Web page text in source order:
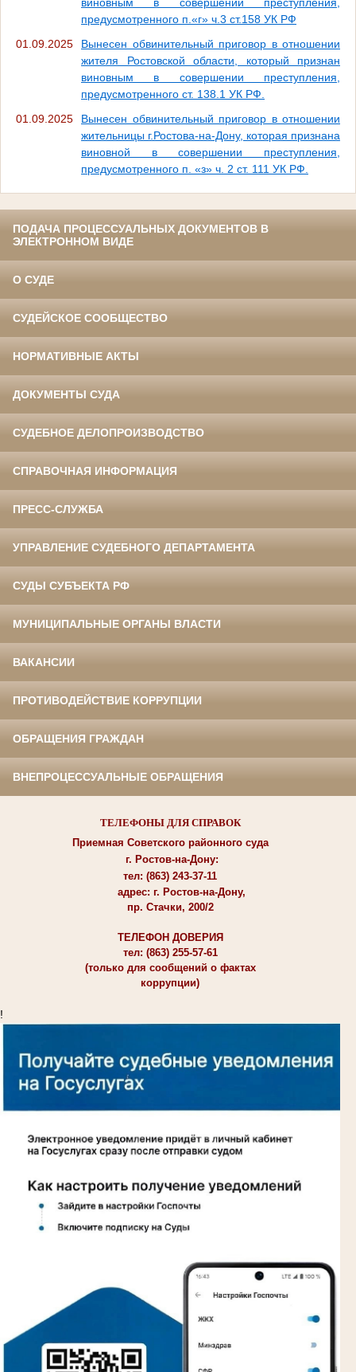
предусмотренного п.«г» ч.3 ст.158 УК РФ
01.09.2025
Вынесен обвинительный приговор в отношении
жителя Ростовской области, который признан
виновным в совершении преступления,
предусмотренного ст. 138.1 УК РФ.
01.09.2025
Вынесен обвинительный приговор в отношении
жительницы г.Ростова-на-Дону, которая признана
виновной в совершении преступления,
предусмотренного п. «з» ч. 2 ст. 111 УК РФ.
ПОДАЧА ПРОЦЕССУАЛЬНЫХ ДОКУМЕНТОВ В
ЭЛЕКТРОННОМ ВИДЕ
О СУДЕ
СУДЕЙСКОЕ СООБЩЕСТВО
НОРМАТИВНЫЕ АКТЫ
ДОКУМЕНТЫ СУДА
СУДЕБНОЕ ДЕЛОПРОИЗВОДСТВО
СПРАВОЧНАЯ ИНФОРМАЦИЯ
ПРЕСС-СЛУЖБА
УПРАВЛЕНИЕ СУДЕБНОГО ДЕПАРТАМЕНТА
СУДЫ СУБЪЕКТА РФ
МУНИЦИПАЛЬНЫЕ ОРГАНЫ ВЛАСТИ
ВАКАНСИИ
ПРОТИВОДЕЙСТВИЕ КОРРУПЦИИ
ОБРАЩЕНИЯ ГРАЖДАН
ВНЕПРОЦЕССУАЛЬНЫЕ ОБРАЩЕНИЯ
ТЕЛЕФОНЫ ДЛЯ СПРАВОК
Приемная Советского районного суда
г. Ростов-на-Дону:
тел: (863) 243-37-11
адрес: г. Ростов-на-Дону,
пр. Стачки, 200/2
ТЕЛЕФОН ДОВЕРИЯ
тел: (863) 255-57-61
(только для сообщений о фактах
коррупции)
!